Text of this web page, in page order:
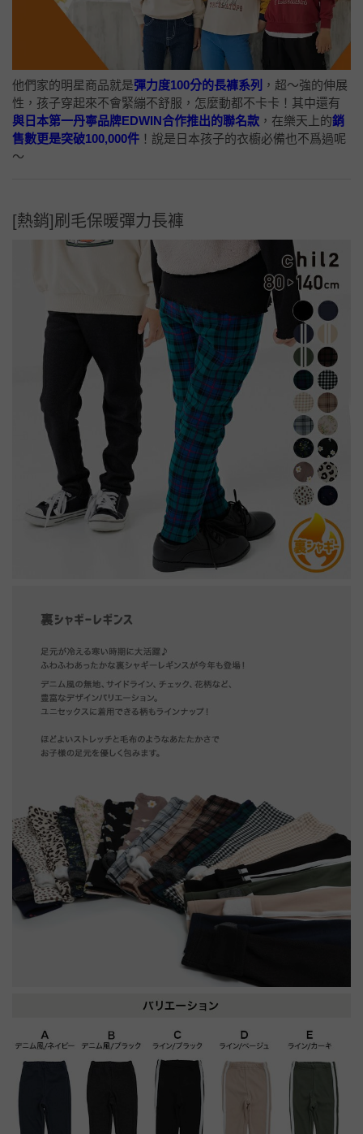
他們家的明星商品就是彈力度100分的長褲系列 ，超～強的伸展
性，孩子穿起來不會緊繃不舒服，怎麼動都不卡卡！其中還有
與日本第一丹寧品牌EDWIN合作推出的聯名款 ，在樂天上的銷
售數更是突破100,000件 ！說是日本孩子的衣櫥必備也不爲過呢
～
[熱銷]刷毛保暖彈力長褲